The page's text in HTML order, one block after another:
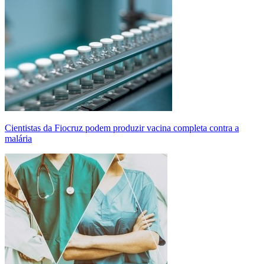
Cientistas da Fiocruz podem produzir vacina completa contra a
malária